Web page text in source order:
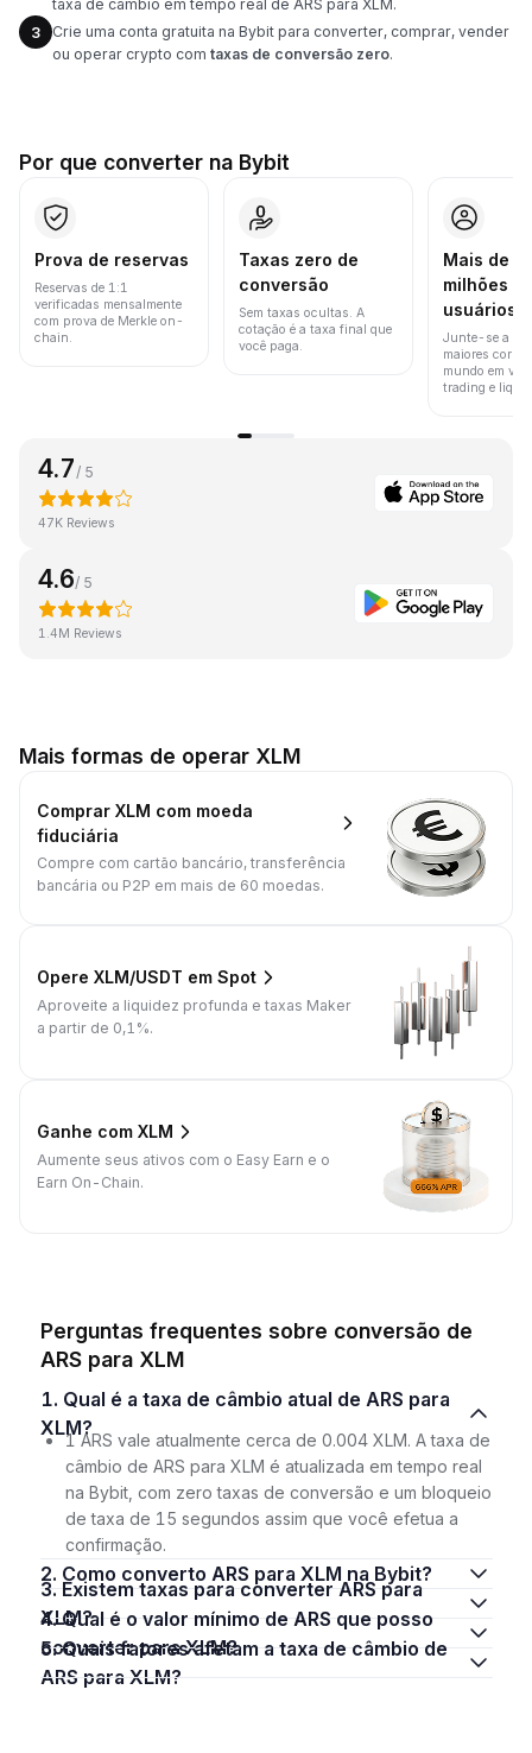
taxa de câmbio em tempo real de ARS para XLM.
3
Crie uma conta gratuita na Bybit para converter, comprar, vender
ou operar crypto com taxas de conversão zero.
Por que converter na Bybit
Prova de reservas
Reservas de 1:1
verificadas mensalmente
com prova de Merkle on-
chain.
Taxas zero de
conversão
Sem taxas ocultas. A
cotação é a taxa final que
você paga.
Mais de
milhões
usuários
Junte-se a
maiores
mundo em
trading e
4.7 / 5
47K Reviews
4.6/ 5
1.4M Reviews
Mais formas de operar XLM
Comprar XLM com moeda
fiduciária
Compre com cartão bancário, transferência
bancária ou P2P em mais de 60 moedas.
Opere XLM/USDT em Spot
Aproveite a liquidez profunda e taxas Maker
a partir de 0,1%.
Ganhe com XLM
Aumente seus ativos com o Easy Earn e o
Earn On-Chain.
Perguntas frequentes sobre conversão de
ARS para XLM
1. Qual é a taxa de câmbio atual de ARS para
XLM?
1 ARS vale atualmente cerca de 0.004 XLM. A taxa de
câmbio de ARS para XLM é atualizada em tempo real
na Bybit, com zero taxas de conversão e um bloqueio
de taxa de 15 segundos assim que você efetua a
confirmação.
2. Como converto ARS para XLM na Bybit?
3. Existem taxas para converter ARS para
XLM?
4. Qual é o valor mínimo de ARS que posso
converter para XLM?
5. Quais fatores afetam a taxa de câmbio de
ARS para XLM?